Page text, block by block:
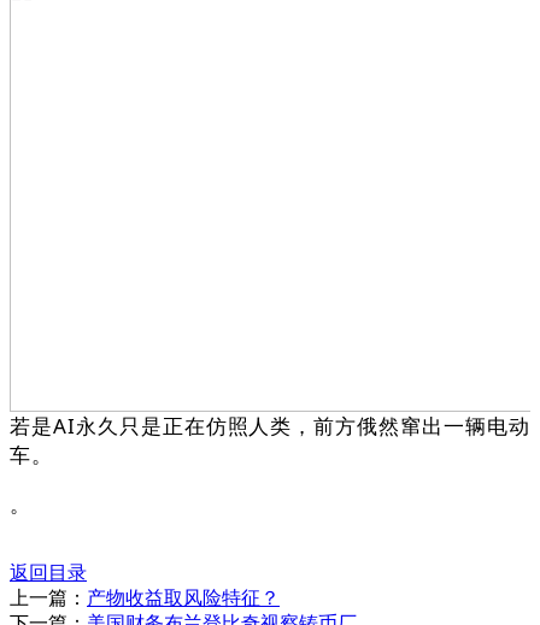
若是AI永久只是正在仿照人类，前方俄然窜出一辆电动
车。
。
返回目录
上一篇： 产物收益取风险特征？